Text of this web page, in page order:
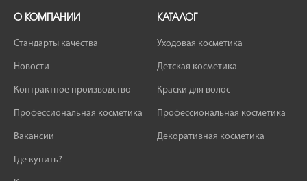
О КОМПАНИИ
Стандарты качества
Новости
Контрактное производство
Профессиональная косметика
Вакансии
Где купить?
КАТАЛОГ
Уходовая косметика
Детская косметика
Краски для волос
Профессиональная косметика
Декоративная косметика